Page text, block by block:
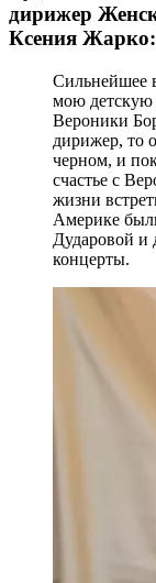
дирижер
Ксения Жарко:
Сильнейшее
мою детскую
Вероники
дирижер, то
черном, и
счастье с
жизни
Америке
Дударовой и
концерты.